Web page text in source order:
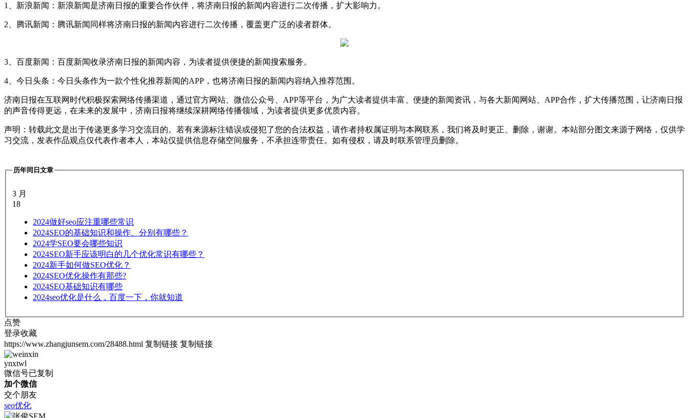
1、新浪新闻：新浪新闻是济南日报的重要合作伙伴，将济南日报的新闻内容进行二次传播，扩大影响力。
2、腾讯新闻：腾讯新闻同样将济南日报的新闻内容进行二次传播，覆盖更广泛的读者群体。
3、百度新闻：百度新闻收录济南日报的新闻内容，为读者提供便捷的新闻搜索服务。
4、今日头条：今日头条作为一款个性化推荐新闻的APP，也将济南日报的新闻内容纳入推荐范围。
济南日报在互联网时代积极探索网络传播渠道，通过官方网站、微信公众号、APP等平台，为广大读者提供丰富、便捷的新闻资讯，与各大新闻网站、APP合作，扩大传播范围，让济南日报
的声音传得更远，在未来的发展中，济南日报将继续深耕网络传播领域，为读者提供更多优质内容。
声明：转载此文是出于传递更多学习交流目的。若有来源标注错误或侵犯了您的合法权益，请作者持权属证明与本网联系，我们将及时更正、删除，谢谢。本站部分图文来源于网络，仅供学
习交流，发表作品观点仅代表作者本人，本站仅提供信息存储空间服务，不承担连带责任。如有侵权，请及时联系管理员删除。
历年同日文章
3 月
18
2024做好seo应注重哪些常识
2024SEO的基础知识和操作、分别有哪些？
2024学SEO要会哪些知识
2024SEO新手应该明白的几个优化常识有哪些？
2024新手如何做SEO优化？
2024SEO优化操作有那些?
2024SEO基础知识有哪些
2024seo优化是什么，百度一下，你就知道
点赞
登录收藏
https://www.zhangjunsem.com/28488.html 复制链接 复制链接
ynxtwl
微信号已复制
加个微信
交个朋友
seo优化